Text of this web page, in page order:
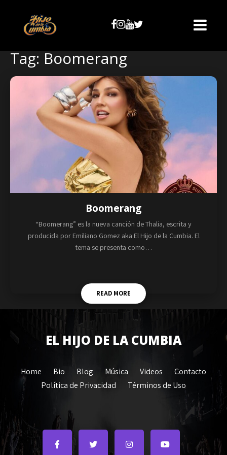
Tag: Boomerang
Boomerang
“Boomerang” es la nueva canción de Thalia, escrita y
producida por Emiliano Gomez aka El Hijo de la Cumbia. El
tema se presenta como…
READ MORE
EL HIJO DE LA CUMBIA
Home Bio Blog Música Videos
Contacto
Política de Privacidad
Términos de Uso